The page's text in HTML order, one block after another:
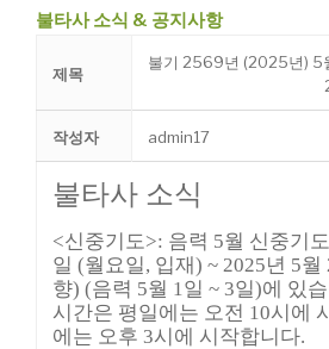
불타사 소식 & 공지사항
제목
불기 2569년 (2025년) 5
작성자 admin17
불타사 소식
<신중기도>: 음력 5월 신중기
일 (월요일, 입재) ~ 2025년 5월
향) (음력 5월 1일 ~ 3일)에 있
시간은 평일에는 오전 10시에
에는 오후 3시에 시작합니다.